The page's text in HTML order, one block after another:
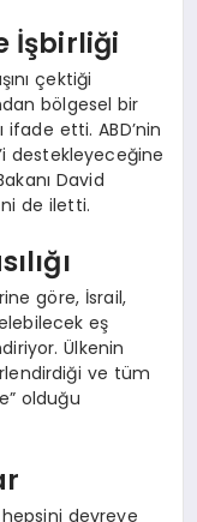
İşbirliği
çektiği
bölgesel bir
ifade etti. ABD’nin
destekleyeceğine
David
de iletti.
göre, İsrail,
eş
Ülkenin
ve tüm
olduğu
devreye